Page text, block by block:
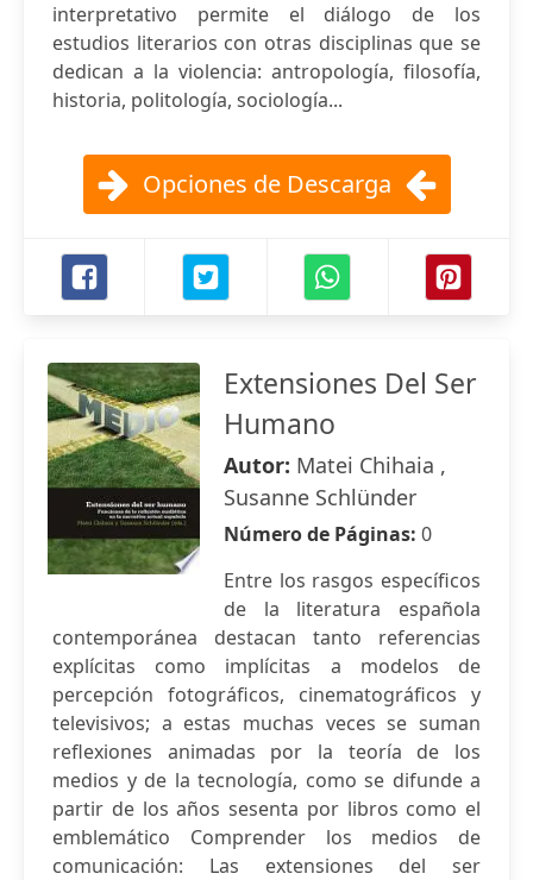
interpretativo permite el diálogo de los
estudios literarios con otras disciplinas que se
dedican a la violencia: antropología, filosofía,
historia, politología, sociología...
Opciones de Descarga
Extensiones Del Ser
Humano
Autor: Matei Chihaia ,
Susanne Schlünder
Número de Páginas: 0
Entre los rasgos específicos
de la literatura española
contemporánea destacan tanto referencias
explícitas como implícitas a modelos de
percepción fotográficos, cinematográficos y
televisivos; a estas muchas veces se suman
reflexiones animadas por la teoría de los
medios y de la tecnología, como se difunde a
partir de los años sesenta por libros como el
emblemático Comprender los medios de
comunicación: Las extensiones del ser